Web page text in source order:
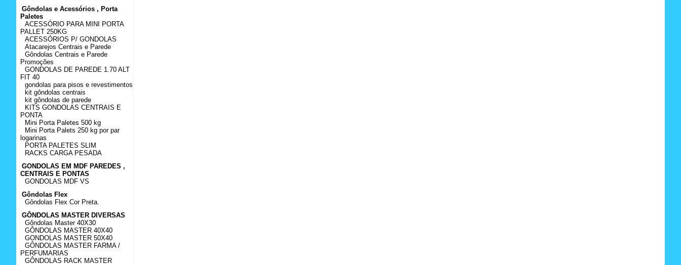
Gôndolas e Acessórios , Porta
Paletes
ACESSÓRIO PARA MINI PORTA
PALLET 250KG
ACESSÓRIOS P/ GONDOLAS
Atacarejos Centrais e Parede
Gôndolas Centrais e Parede
Promoções
GONDOLAS DE PAREDE 1.70 ALT
FIT 40
gondolas para pisos e revestimentos
kit gôndolas centrais
kit gôndolas de parede
KITS GONDOLAS CENTRAIS E
PONTA
Mini Porta Paletes 500 kg
Mini Porta Palets 250 kg por par
logarinas
PORTA PALETES SLIM
RACKS CARGA PESADA
GONDOLAS EM MDF PAREDES ,
CENTRAIS E PONTAS
GONDOLAS MDF VS
Gôndolas Flex
Gôndolas Flex Cor Preta.
GÔNDOLAS MASTER DIVERSAS
Gôndolas Master 40X30
GÔNDOLAS MASTER 40X40
GONDOLAS MASTER 50X40
GÔNDOLAS MASTER FARMA /
PERFUMARIAS
GÔNDOLAS RACK MASTER